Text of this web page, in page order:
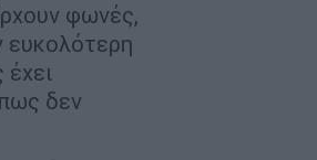
φωνές,
ευκολότερη
δεν